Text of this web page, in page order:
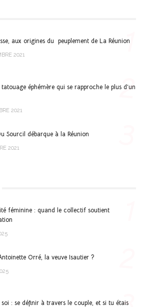
aux origines du peuplement de La Réunion
2021 1
éphémère qui se rapproche le plus d’un
2021
2
Sourcil débarque à la Réunion
2021
féminine : quand le collectif soutient
Orré, la veuve Isautier ?
: se définir à travers le couple, et si tu étais